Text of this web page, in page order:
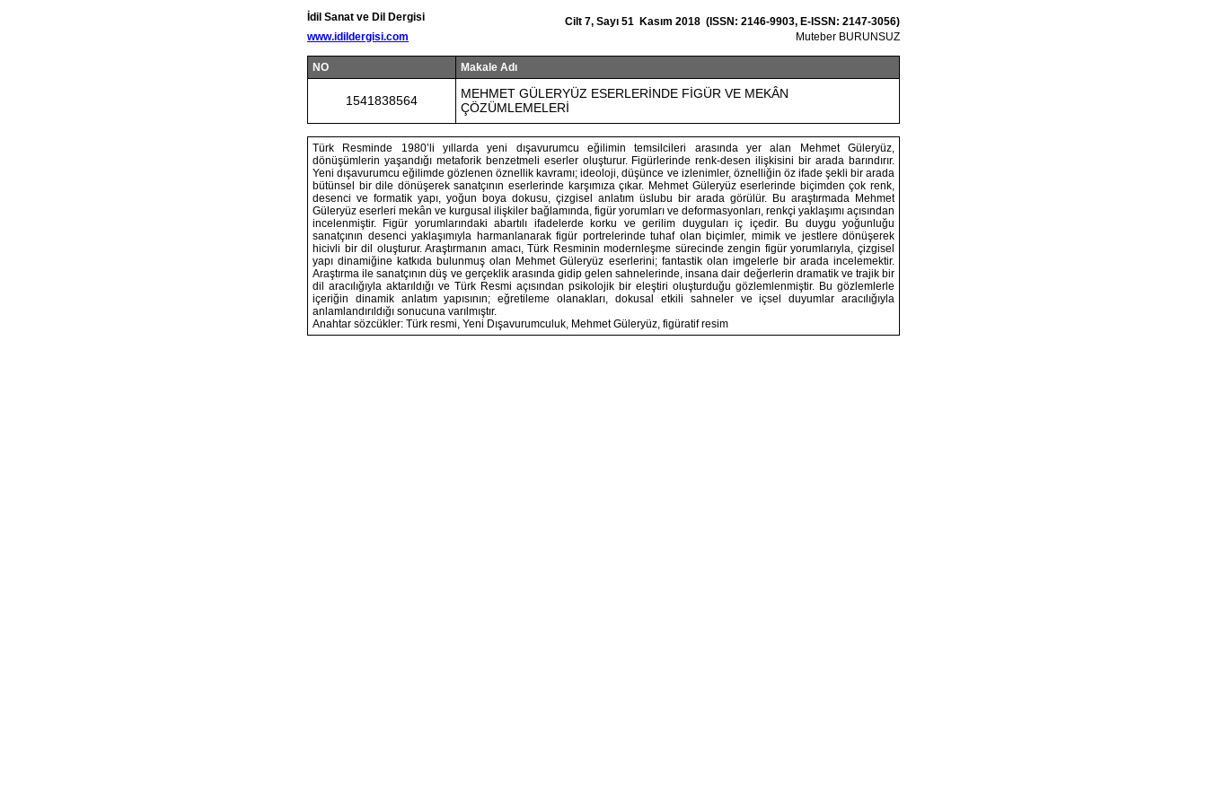
İdil Sanat ve Dil Dergisi
www.idildergisi.com
Cilt 7, Sayı 51 Kasım 2018 (ISSN: 2146-9903, E-ISSN: 2147-3056)
Muteber BURUNSUZ
NO Makale Adı
1541838564
MEHMET GÜLERYÜZ ESERLERİNDE FİGÜR VE MEKÂN
ÇÖZÜMLEMELERİ
Türk Resminde 1980’li yıllarda yeni dışavurumcu eğilimin temsilcileri arasında yer alan Mehmet Güleryüz,
dönüşümlerin yaşandığı metaforik benzetmeli eserler oluşturur. Figürlerinde renk-desen ilişkisini bir arada barındırır.
Yeni dışavurumcu eğilimde gözlenen öznellik kavramı; ideoloji, düşünce ve izlenimler, öznelliğin öz ifade şekli bir arada
bütünsel bir dile dönüşerek sanatçının eserlerinde karşımıza çıkar. Mehmet Güleryüz eserlerinde biçimden çok renk,
desenci ve formatik yapı, yoğun boya dokusu, çizgisel anlatım üslubu bir arada görülür. Bu araştırmada Mehmet
Güleryüz eserleri mekân ve kurgusal ilişkiler bağlamında, figür yorumları ve deformasyonları, renkçi yaklaşımı açısından
incelenmiştir. Figür yorumlarındaki abartılı ifadelerde korku ve gerilim duyguları iç içedir. Bu duygu yoğunluğu
sanatçının desenci yaklaşımıyla harmanlanarak figür portrelerinde tuhaf olan biçimler, mimik ve jestlere dönüşerek
hicivli bir dil oluşturur. Araştırmanın amacı, Türk Resminin modernleşme sürecinde zengin figür yorumlarıyla, çizgisel
yapı dinamiğine katkıda bulunmuş olan Mehmet Güleryüz eserlerini; fantastik olan imgelerle bir arada incelemektir.
Araştırma ile sanatçının düş ve gerçeklik arasında gidip gelen sahnelerinde, insana dair değerlerin dramatik ve trajik bir
dil aracılığıyla aktarıldığı ve Türk Resmi açısından psikolojik bir eleştiri oluşturduğu gözlemlenmiştir. Bu gözlemlerle
içeriğin dinamik anlatım yapısının; eğretileme olanakları, dokusal etkili sahneler ve içsel duyumlar aracılığıyla
anlamlandırıldığı sonucuna varılmıştır.
Anahtar sözcükler: Türk resmi, Yeni Dışavurumculuk, Mehmet Güleryüz, figüratif resim